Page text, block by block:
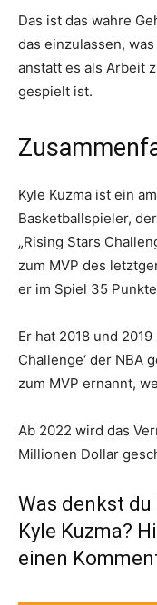
Das ist das wahre
das einzulassen,
anstatt es als Arbeit
gespielt ist.
Kyle Kuzma ist ein
Basketballspieler,
„Rising Stars
zum MVP des
er im Spiel 35
Er hat 2018 und
Challenge‘ der NBA
zum MVP ernannt,
Ab 2022 wird das
Millionen Dollar
Was denkst du
Kyle Kuzma?
einen